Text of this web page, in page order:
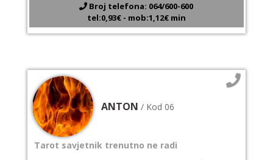
Broj telefona: 064/600-600
tel:0,93€ - mob:1,12€ min
ANTON / Kod 06
Tarot savjetnik trenutno ne radi